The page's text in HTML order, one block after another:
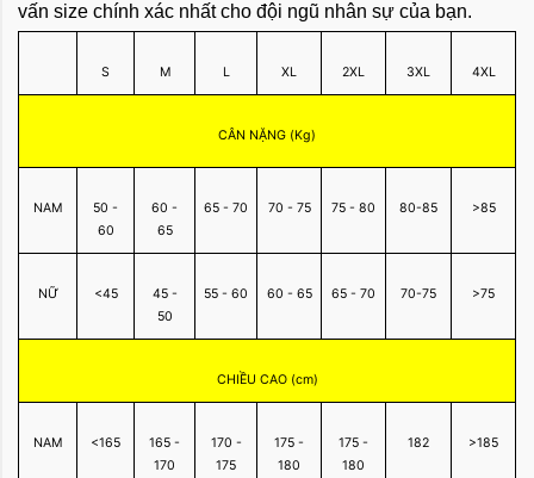
vấn size chính xác nhất cho đội ngũ nhân sự của bạn.
S M L XL 2XL 3XL 4XL
CÂN NẶNG (Kg)
NAM
50 -
60
60 -
65
65 - 70 70 - 75 75 - 80 80-85 >85
NỮ <45
45 -
50
55 - 60 60 - 65 65 - 70 70-75 >75
CHIỀU CAO (cm)
NAM <165
165 -
170
170 -
175
175 -
180
175 -
180
182 >185